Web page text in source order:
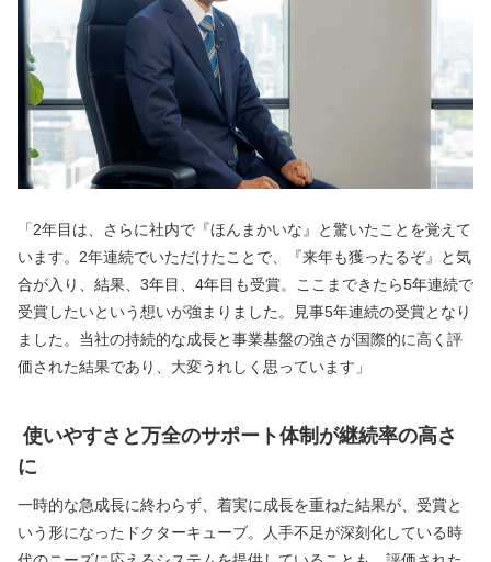
「2年目は、さらに社内で『ほんまかいな』と驚いたことを覚えて
います。2年連続でいただけたことで、『来年も獲ったるぞ』と気
合が入り、結果、3年目、4年目も受賞。ここまできたら5年連続で
受賞したいという想いが強まりました。見事5年連続の受賞となり
ました。当社の持続的な成長と事業基盤の強さが国際的に高く評
価された結果であり、大変うれしく思っています」
使いやすさと万全のサポート体制が継続率の高さ
に
一時的な急成長に終わらず、着実に成長を重ねた結果が、受賞と
いう形になったドクターキューブ。人手不足が深刻化している時